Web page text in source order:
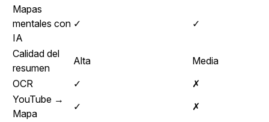
Mapas
mentales con
IA
✓ ✓
Calidad del
resumen
Alta
Media
OCR
✓
✗
YouTube →
Mapa
✓
✗